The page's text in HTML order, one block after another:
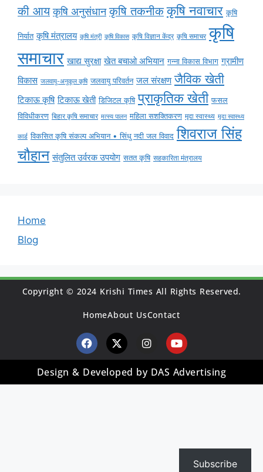
की आय कृषि अनुसंधान कृषि तकनीक कृषि नवाचार कृषि
निर्यात कृषि मंत्रालय कृषि मंत्री कृषि विकास कृषि विज्ञान केंद्र कृषि समाचर कृषि
समाचार खाद्य सुरक्षा खेत बचाओ अभियान गन्ना विकास विभाग ग्रामीण
विकास जलवायु-अनुकूल कृषि जलवायु परिवर्तन जल संरक्षण जैविक खेती
टिकाऊ कृषि टिकाऊ खेती डिजिटल कृषि प्राकृतिक खेती फसल
विविधीकरण बिहार कृषि समाचार मत्स्य पालन महिला सशक्तिकरण मृदा स्वास्थ्य मृदा स्वास्थ्य
कार्ड विकसित कृषि संकल्प अभियान • सिंधु नदी जल विवाद शिवराज सिंह
चौहान संतुलित उर्वरक उपयोग सतत कृषि सहकारिता मंत्रालय
Home
Blog
Copyright © 2024 Krishi Times All Rights Reserved.
HomeAbout UsContact
Design & Developed by DAS Advertising
Subscribe